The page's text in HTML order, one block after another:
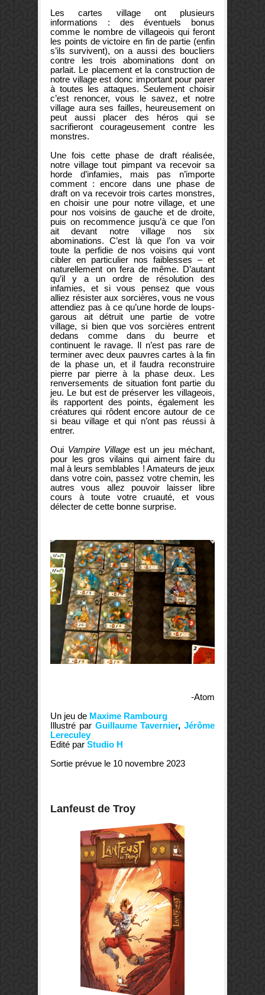
Les cartes village ont plusieurs
informations : des éventuels bonus
comme le nombre de villageois qui feront
les points de victoire en fin de partie (enfin
s’ils survivent), on a aussi des boucliers
contre les trois abominations dont on
parlait. Le placement et la construction de
notre village est donc important pour parer
à toutes les attaques. Seulement choisir
c’est renoncer, vous le savez, et notre
village aura ses failles, heureusement on
peut aussi placer des héros qui se
sacrifieront courageusement contre les
monstres.
Une fois cette phase de draft réalisée,
notre village tout pimpant va recevoir sa
horde d’infamies, mais pas n’importe
comment : encore dans une phase de
draft on va recevoir trois cartes monstres,
en choisir une pour notre village, et une
pour nos voisins de gauche et de droite,
puis on recommence jusqu’à ce que l’on
ait devant notre village nos six
abominations. C’est là que l’on va voir
toute la perfidie de nos voisins qui vont
cibler en particulier nos faiblesses – et
naturellement on fera de même. D’autant
qu’il y a un ordre de résolution des
infamies, et si vous pensez que vous
alliez résister aux sorcières, vous ne vous
attendiez pas à ce qu’une horde de loups-
garous ait détruit une partie de votre
village, si bien que vos sorcières entrent
dedans comme dans du beurre et
continuent le ravage. Il n’est pas rare de
terminer avec deux pauvres cartes à la fin
de la phase un, et il faudra reconstruire
pierre par pierre à la phase deux. Les
renversements de situation font partie du
jeu. Le but est de préserver les villageois,
ils rapportent des points, également les
créatures qui rôdent encore autour de ce
si beau village et qui n’ont pas réussi à
entrer.
Oui Vampire Village est un jeu méchant,
pour les gros vilains qui aiment faire du
mal à leurs semblables ! Amateurs de jeux
dans votre coin, passez votre chemin, les
autres vous allez pouvoir laisser libre
cours à toute votre cruauté, et vous
délecter de cette bonne surprise.
-Atom
Un jeu de Maxime Rambourg
Illustré par Guillaume Tavernier, Jérôme
Lereculey
Edité par Studio H
Sortie prévue le 10 novembre 2023
Lanfeust de Troy